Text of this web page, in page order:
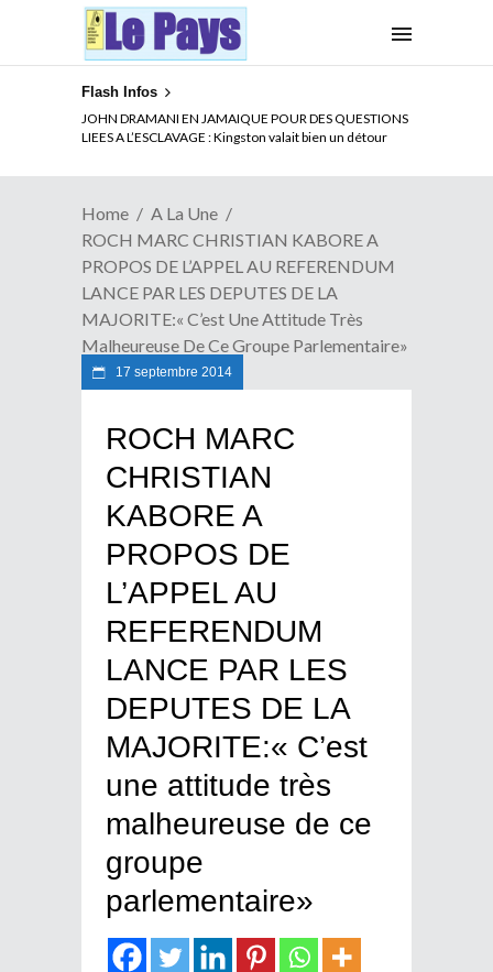
Flash Infos
JOHN DRAMANI EN JAMAIQUE POUR DES QUESTIONS
LIEES A L’ESCLAVAGE : Kingston valait bien un détour
ELECTION DE TALON A LA TETE DU SENAT BENINOIS :
Quand Patrice quitte le pouvoir sans partir !
Home
A La Une
ROCH MARC CHRISTIAN KABORE A
PROPOS DE L’APPEL AU REFERENDUM
LANCE PAR LES DEPUTES DE LA
MAJORITE:« C’est Une Attitude Très
Malheureuse De Ce Groupe Parlementaire»
17 septembre 2014
ROCH MARC
CHRISTIAN
KABORE A
PROPOS DE
L’APPEL AU
REFERENDUM
LANCE PAR LES
DEPUTES DE LA
MAJORITE:« C’est
une attitude très
malheureuse de ce
groupe
parlementaire»